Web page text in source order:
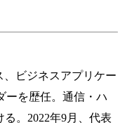
ビジネスアプリケー
ーを歴任。通信・ハ
。2022年9月、代表